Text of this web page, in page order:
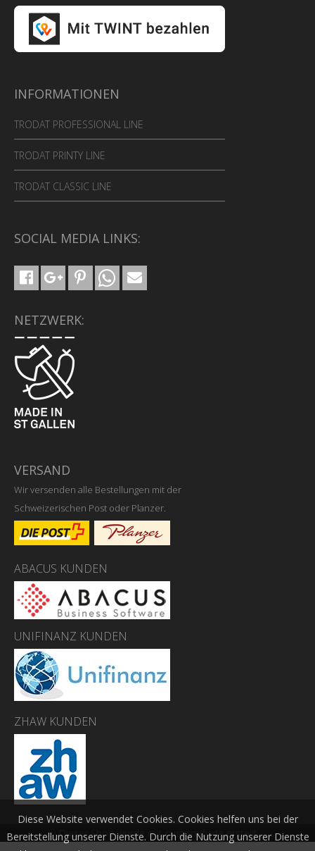
Diese Website verwendet Cookies. Cookies helfen uns bei der
Bereitstellung unserer Dienste. Durch die Nutzung unserer Dienste
INFORMATIONEN
TRODAT PROFESSIONAL LINE
TRODAT PRINTY LINE
TRODAT CLASSIC LINE
SOCIAL MEDIA LINKS:
NETZWERK:
VERSAND
Wir versenden alle Bestellungen mit der
Schweizerischen Post oder Planzer.
ABACUS KUNDEN
UNIFINANZ KUNDEN
ZHAW KUNDEN
Dieser Shop wurde mit customify.de erstellt